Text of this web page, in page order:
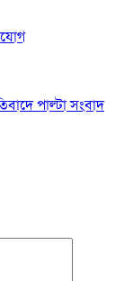
পাল্টা সংবাদ